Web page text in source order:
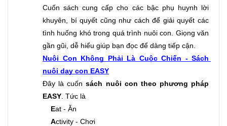
Cuốn sách cung cấp cho các bậc phụ huynh lời
khuyên, bí quyết cũng như cách để giải quyết các
tình huống khó trong quá trình nuôi con. Giọng văn
gần gũi, dễ hiểu giúp bạn đọc để dàng tiếp cận.
Nuôi Con Không Phải Là Cuộc Chiến - Sách
nuôi dạy con EASY
Đây là cuốn sách nuôi con theo phương pháp
EASY . Tức là
Eat - Ăn
Activity - Chơi